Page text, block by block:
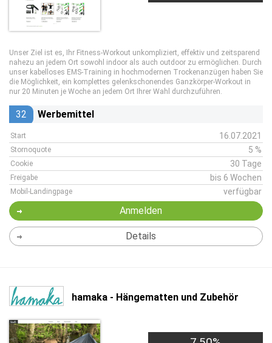
Unser Ziel ist es, Ihr Fitness-Workout unkompliziert, effektiv und zeitsparend
nahezu an jedem Ort sowohl indoor als auch outdoor zu ermöglichen. Durch
unser kabelloses EMS-Training in hochmodernen Trockenanzügen haben Sie
die Möglichkeit, ein komplettes gelenkschonendes Ganzkörper-Workout in
nur 20 Minuten je Woche an jedem Ort Ihrer Wahl durchzuführen.
32 Werbemittel
Start 16.07.2021
Stornoquote 5 %
Cookie 30 Tage
Freigabe bis 6 Wochen
Mobil-Landingpage verfügbar
Anmelden
Details
hamaka - Hängematten und Zubehör